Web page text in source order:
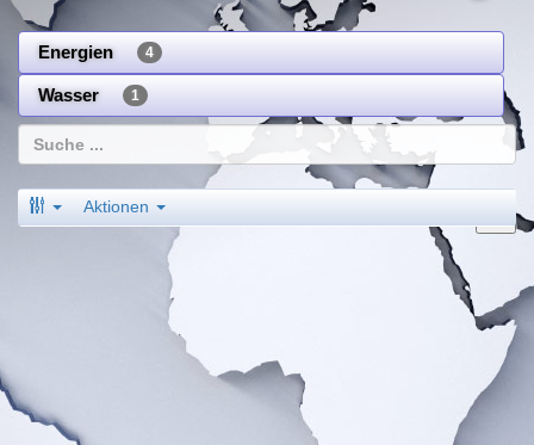
Energien 4
Wasser 1
Aktionen